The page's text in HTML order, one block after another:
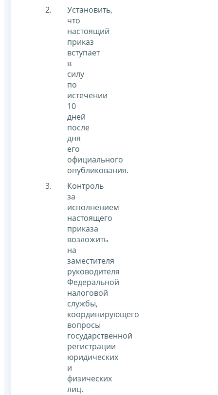
Установить,
что
настоящий
приказ
вступает
в
силу
по
истечении
10
дней
после
дня
его
официального
опубликования.
Контроль
за
исполнением
настоящего
приказа
возложить
на
заместителя
руководителя
Федеральной
налоговой
службы,
координирующего
вопросы
государственной
регистрации
юридических
и
физических
лиц.